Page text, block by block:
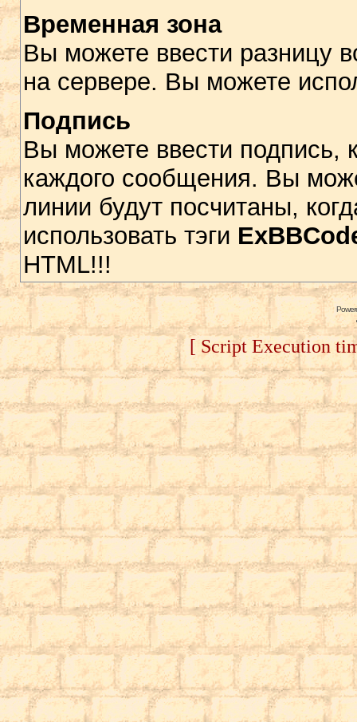
Временная зона
Вы можете ввести разницу
на сервере. Вы можете
Подпись
Вы можете ввести подпись,
каждого сообщения. Вы
линии будут посчитаны,
использовать тэги
HTML!!!
[ Script Execution